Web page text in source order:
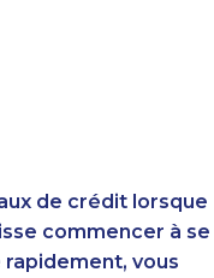
de crédit lorsque
commencer à se
vous